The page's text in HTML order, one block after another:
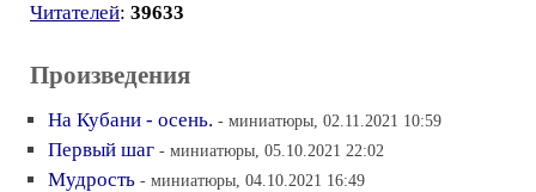
Читателей: 39633
Произведения
На Кубани - осень. - миниатюры, 02.11.2021 10:59
Первый шаг - миниатюры, 05.10.2021 22:02
Мудрость - миниатюры, 04.10.2021 16:49